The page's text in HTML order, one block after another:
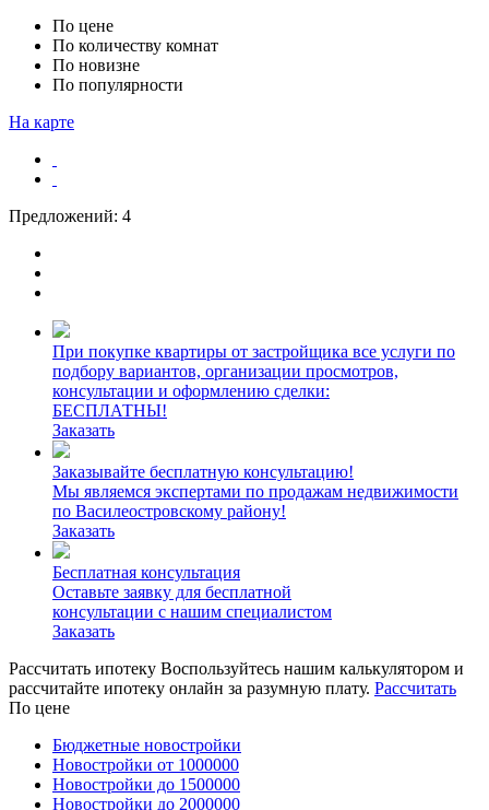
По цене
По количеству комнат
По новизне
По популярности
На карте
Предложений: 4
При покупке квартиры от застройщика все услуги по
подбору вариантов, организации просмотров,
консультации и оформлению сделки:
БЕСПЛАТНЫ!
Заказать
Заказывайте бесплатную консультацию!
Мы являемся экспертами по продажам недвижимости
по Василеостровскому району!
Заказать
Бесплатная консультация
Оставьте заявку для бесплатной
консультации с нашим специалистом
Заказать
Рассчитать ипотеку Воспользуйтесь нашим калькулятором и
рассчитайте ипотеку онлайн за разумную плату. Рассчитать
По цене
Бюджетные новостройки
Новостройки от 1000000
Новостройки до 1500000
Новостройки до 2000000